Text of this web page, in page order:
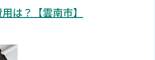
は？【雲南市】